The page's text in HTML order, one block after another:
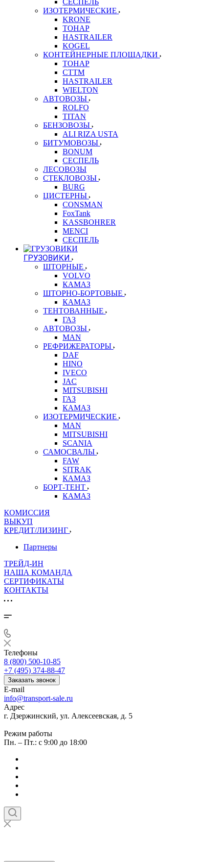
СЕСПЕЛЬ
ИЗОТЕРМИЧЕСКИЕ
KRONE
ТОНАР
HASTRAILER
KOGEL
КОНТЕЙНЕРНЫЕ ПЛОЩАДКИ
ТОНАР
CTTM
HASTRAILER
WIELTON
АВТОВОЗЫ
ROLFO
TITAN
БЕНЗОВОЗЫ
ALI RIZA USTA
БИТУМОВОЗЫ
BONUM
СЕСПЕЛЬ
ЛЕСОВОЗЫ
СТЕКЛОВОЗЫ
BURG
ЦИСТЕРНЫ
CONSMAN
FoxTank
KASSBOHRER
MENCI
СЕСПЕЛЬ
ГРУЗОВИКИ
ШТОРНЫЕ
VOLVO
КАМАЗ
ШТОРНО-БОРТОВЫЕ
КАМАЗ
ТЕНТОВАННЫЕ
ГАЗ
АВТОВОЗЫ
MAN
РЕФРИЖЕРАТОРЫ
DAF
HINO
IVECO
JAC
MITSUBISHI
ГАЗ
КАМАЗ
ИЗОТЕРМИЧЕСКИЕ
MAN
MITSUBISHI
SCANIA
САМОСВАЛЫ
FAW
SITRAK
КАМАЗ
БОРТ-ТЕНТ
КАМАЗ
КОМИССИЯ
ВЫКУП
КРЕДИТ/ЛИЗИНГ
Партнеры
ТРЕЙД-ИН
НАША КОМАНДА
СЕРТИФИКАТЫ
КОНТАКТЫ
Телефоны
8 (800) 500-10-85
+7 (495) 374-88-47
Заказать звонок
E-mail
info@transport-sale.ru
Адрес
г. Дзержинский, ул. Алексеевская, д. 5
Режим работы
Пн. – Пт.: с 9:00 до 18:00